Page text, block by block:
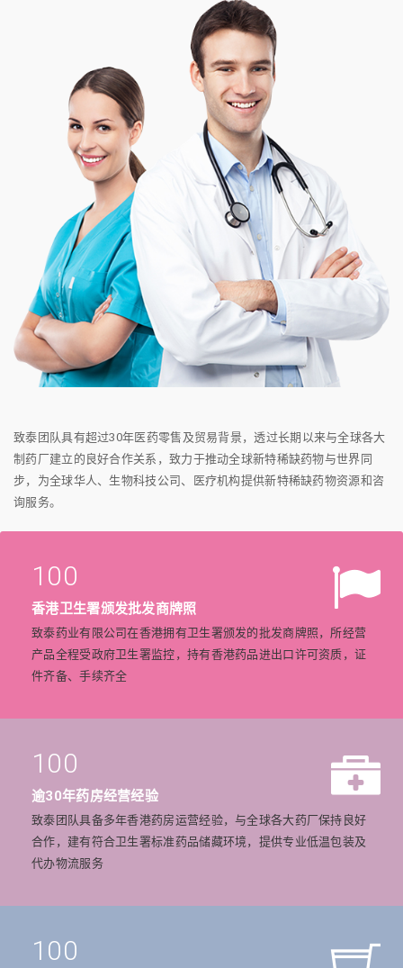
致泰团队具有超过30年医药零售及贸易背景，透过长期以来与全球各大
制药厂建立的良好合作关系，致力于推动全球新特稀缺药物与世界同
步，为全球华人、生物科技公司、医疗机构提供新特稀缺药物资源和咨
询服务。
100
香港卫生署颁发批发商牌照
致泰药业有限公司在香港拥有卫生署颁发的批发商牌照，所经营
产品全程受政府卫生署监控，持有香港药品进出口许可资质，证
件齐备、手续齐全
100
逾30年药房经营经验
致泰团队具备多年香港药房运营经验，与全球各大药厂保持良好
合作，建有符合卫生署标准药品储藏环境，提供专业低温包装及
代办物流服务
100